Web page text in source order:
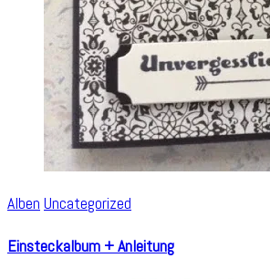
Alben Uncategorized
Einsteckalbum + Anleitung